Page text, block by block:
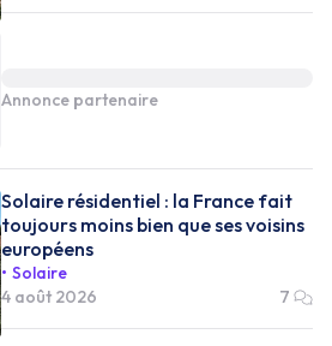
Annonce partenaire
Solaire résidentiel : la France fait
toujours moins bien que ses voisins
européens
Solaire
4 août 2026
7